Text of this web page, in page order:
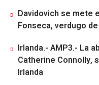
Davidovich se mete
Fonseca, verdugo
Irlanda.- AMP3.- La
Catherine Connolly,
Irlanda